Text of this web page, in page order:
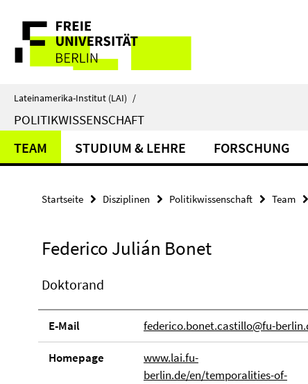
direkt
Inhalt
Service-
Navigation
Lateinamerika-Institut (LAI) /
POLITIKWISSENSCHAFT
TEAM STUDIUM & LEHRE FORSCHUNG
Startseite Disziplinen Politikwissenschaft Team
Federico Julián Bonet
Doktorand
E-Mail federico.bonet.castillo@fu-
Homepage
www.lai.fu-
berlin.de/en/temporalities-of-